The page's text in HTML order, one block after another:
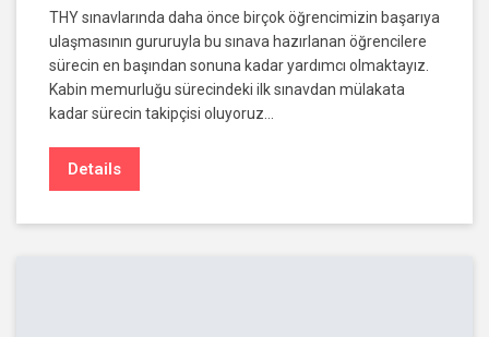
THY sınavlarında daha önce birçok öğrencimizin başarıya
ulaşmasının gururuyla bu sınava hazırlanan öğrencilere
sürecin en başından sonuna kadar yardımcı olmaktayız.
Kabin memurluğu sürecindeki ilk sınavdan mülakata
kadar sürecin takipçisi oluyoruz…
Details